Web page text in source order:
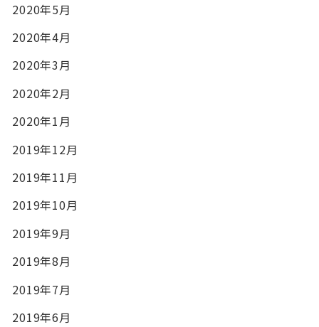
2020年5月
2020年4月
2020年3月
2020年2月
2020年1月
2019年12月
2019年11月
2019年10月
2019年9月
2019年8月
2019年7月
2019年6月